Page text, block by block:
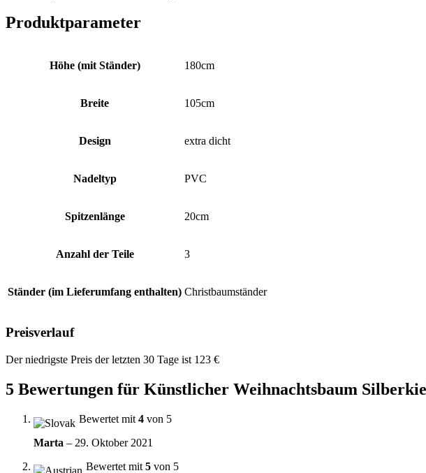
Produktparameter
Höhe (mit Ständer) 180cm
Breite 105cm
Design extra dicht
Nadeltyp PVC
Spitzenlänge 20cm
Anzahl der Teile 3
Ständer (im Lieferumfang enthalten) Christbaumständer
Preisverlauf
Der niedrigste Preis der letzten 30 Tage ist 123 €
5 Bewertungen für Künstlicher Weihnachtsbaum
Bewertet mit 4 von 5
Marta – 29. Oktober 2021
Bewertet mit 5 von 5